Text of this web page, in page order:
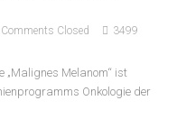
Comments Closed
3499
„Malignes Melanom“ ist
Onkologie der